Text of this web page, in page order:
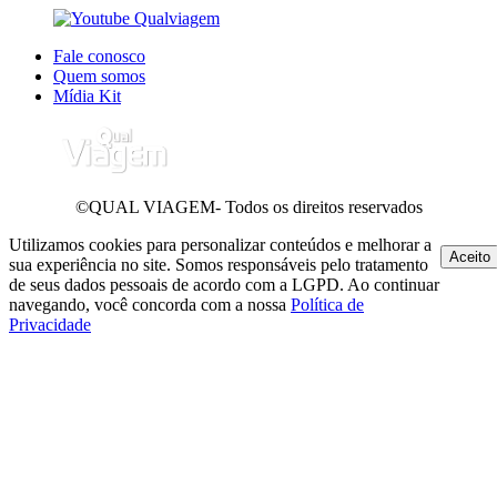
Fale conosco
Quem somos
Mídia Kit
©QUAL VIAGEM- Todos os direitos reservados
Utilizamos cookies para personalizar conteúdos e melhorar a
sua experiência no site. Somos responsáveis pelo tratamento
de seus dados pessoais de acordo com a LGPD. Ao continuar
navegando, você concorda com a nossa Política de
Privacidade
Aceito